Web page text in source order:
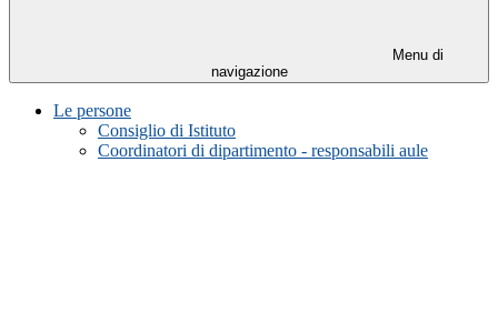
Menu di
navigazione
Le persone
Consiglio di Istituto
Coordinatori di dipartimento - responsabili aule